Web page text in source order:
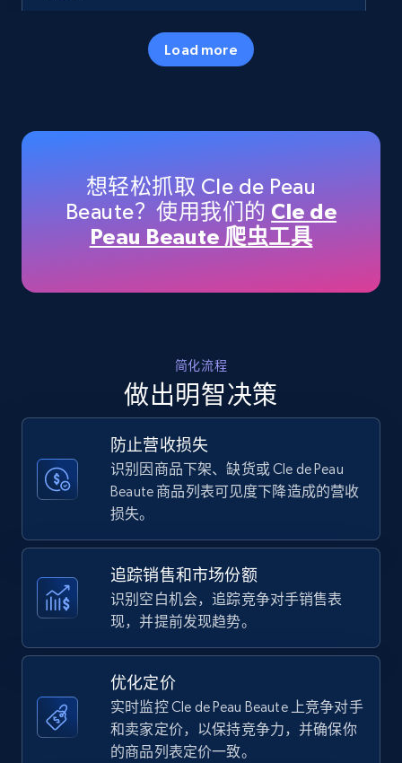
5.7K+
Title, Seller name, Brand, Description, Initial
price, Currency, Availability, Reviews count, and
more.
Title, Seller name, Brand, Description, Initial
price, Currency, Availability, Reviews count, and
35.3K+ 5.7K+ 立即开始
Amazon Reviews
URL, Product name, Product rating, Product
rating object, Product rating max, Rating,
Author name, Asin, and more.
7.4K+ 872+
Load more
想轻松抓取 Cle de Peau
Beaute？使用我们的 Cle de
Peau Beaute 爬虫工具
简化流程
做出明智决策
防止营收损失
识别因商品下架、缺货或 Cle de Peau
Beaute 商品列表可见度下降造成的营收
损失。
追踪销售和市场份额
识别空白机会，追踪竞争对手销售表
现，并提前发现趋势。
优化定价
实时监控 Cle de Peau Beaute 上竞争对手
和卖家定价，以保持竞争力，并确保你
的商品列表定价一致。